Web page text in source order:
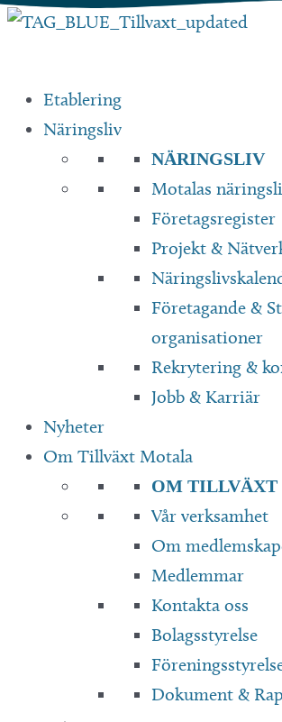
Hoppa
Etablering
Näringsliv
NÄRINGSLIV
Motalas
Företagsregister
Projekt &
Företagande &
organisationer
Rekrytering &
Jobb & Karriär
Nyheter
Om Tillväxt Motala
OM
Vår verksamhet
Om
Medlemmar
Kontakta oss
Bolagsstyrelse
Dokument &